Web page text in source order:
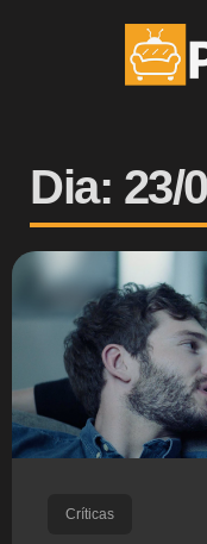
Dia: 23/
Críticas